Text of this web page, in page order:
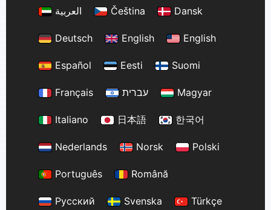
العربية
Čeština Dansk
Deutsch English English
Español Eesti Suomi
Français עברית Magyar
Italiano 日本語 한국어
Nederlands Norsk Polski
Português Română
Русский Svenska Türkçe